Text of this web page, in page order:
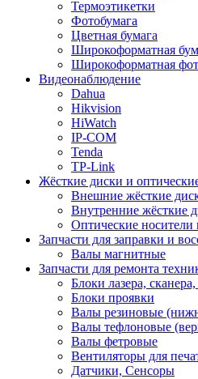
Термоэтикетки
Фотобумага
Цветная бумага
Широкоформатная
Широкоформатная
Видеонаблюдение
Dahua
Hikvision
HiWatch
IP-COM
Tenda
TP-Link
Жёсткие диски и
Внешние жёсткие
Внутренние жёсткие
Оптические
Запчасти для заправки и
Валы магнитные
Запчасти для ремонта
Блоки лазера,
Блоки проявки
Валы резиновые
Валы тефлоновые
Валы фетровые
Вентиляторы для
Датчики, Сенсоры